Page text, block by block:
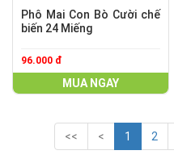
Phô Mai Con Bò Cười chế
biến 24 Miếng
96.000 đ
MUA NGAY
<< < 1 2